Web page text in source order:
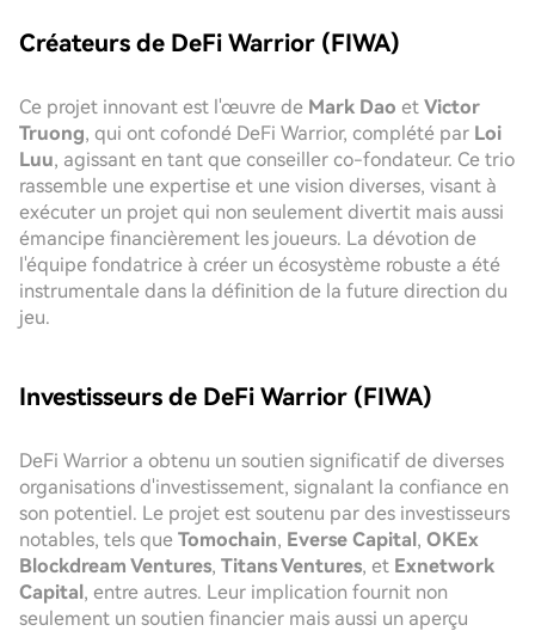
Créateurs de DeFi Warrior (FIWA)
Ce projet innovant est l'œuvre de Mark Dao et Victor
Truong, qui ont cofondé DeFi Warrior, complété par Loi
Luu, agissant en tant que conseiller co-fondateur. Ce trio
rassemble une expertise et une vision diverses, visant à
exécuter un projet qui non seulement divertit mais aussi
émancipe financièrement les joueurs. La dévotion de
l'équipe fondatrice à créer un écosystème robuste a été
instrumentale dans la définition de la future direction du
jeu.
Investisseurs de DeFi Warrior (FIWA)
DeFi Warrior a obtenu un soutien significatif de diverses
organisations d'investissement, signalant la confiance en
son potentiel. Le projet est soutenu par des investisseurs
notables, tels que Tomochain, Everse Capital, OKEx
Blockdream Ventures, Titans Ventures, et Exnetwork
Capital, entre autres. Leur implication fournit non
seulement un soutien financier mais aussi un aperçu